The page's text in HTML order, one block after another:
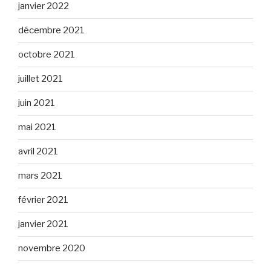
janvier 2022
décembre 2021
octobre 2021
juillet 2021
juin 2021
mai 2021
avril 2021
mars 2021
février 2021
janvier 2021
novembre 2020